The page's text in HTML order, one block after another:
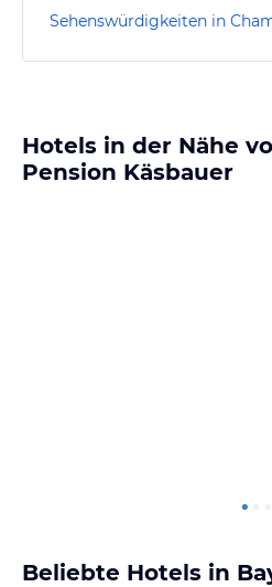
Sehenswürdigkeiten in
Hotels in der Nähe
Pension Käsbauer
Beliebte Hotels in